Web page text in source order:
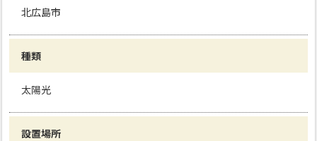
北広島市
種類
太陽光
設置場所